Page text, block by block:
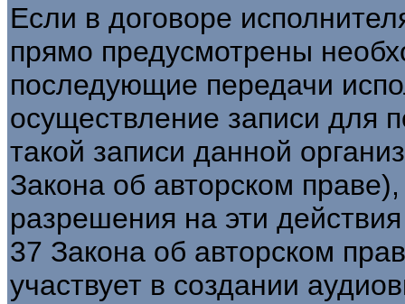
Если в договоре
прямо предусмотрены
последующие передачи
осуществление записи для
такой записи данной
Закона об авторском
разрешения на эти
37 Закона об авторском
участвует в создании